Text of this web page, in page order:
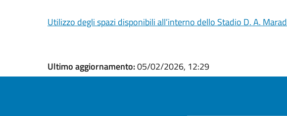
Utilizzo degli spazi disponibili all’interno dello Stadio D. A.
Ultimo aggiornamento:05/02/2026, 12:29